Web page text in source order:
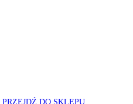
PRZEJDŹ DO SKLEPU